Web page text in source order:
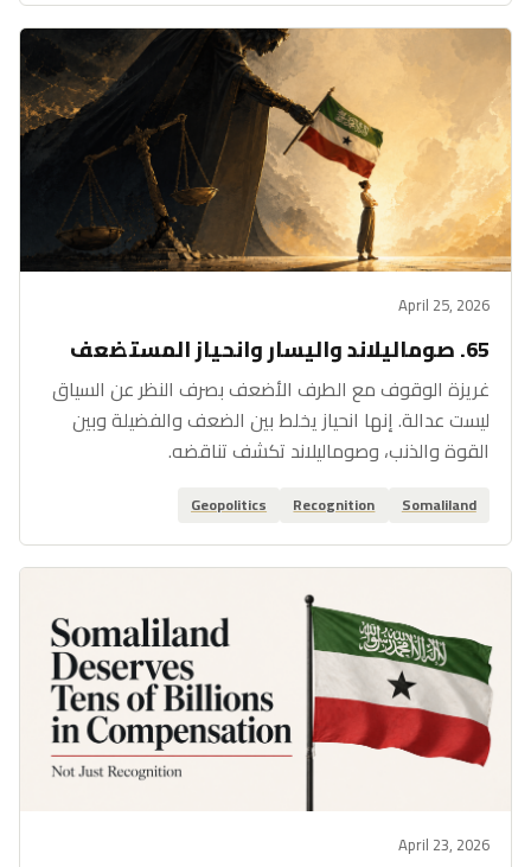
April 25, 2026
65. صوماليلاند واليسار وانحياز المستضعف
غريزة الوقوف مع الطرف الأضعف بصرف النظر عن السياق
ليست عدالة. إنها انحياز يخلط بين الضعف والفضيلة وبين
القوة والذنب، وصوماليلاند تكشف تناقضه.
Somaliland
Recognition
Geopolitics
April 23, 2026